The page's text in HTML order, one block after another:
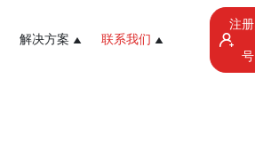
解决方案 联系我们
注
号